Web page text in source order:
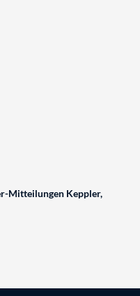
Mitteilungen Keppler,